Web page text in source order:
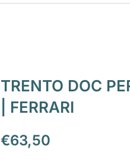
TRENTO DOC
| FERRARI
€63,50